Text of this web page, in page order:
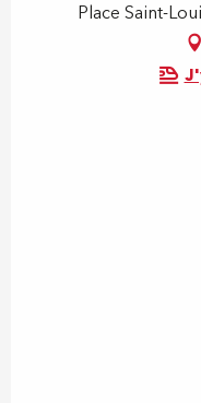
Place Saint-